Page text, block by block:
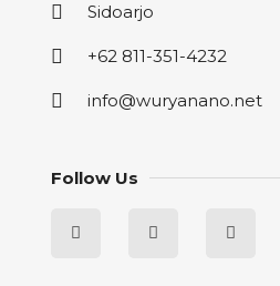
Sidoarjo
+62 811-351-4232
info@wuryanano.net
Follow Us